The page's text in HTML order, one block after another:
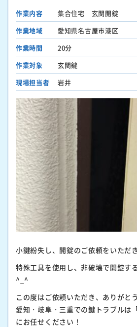
作業内容
集合住宅 玄関開錠
作業地域
愛知県名古屋市港区
作業時間
20分
作業対象
玄関鍵
現場担当者
岩井
小鍵紛失し、開錠のご依頼をいただ
特殊工具を使用し、非破壊で開錠す
^_^
この度はご依頼いただき、ありがと
愛知・岐阜・三重での鍵トラブルは
にお任せください！